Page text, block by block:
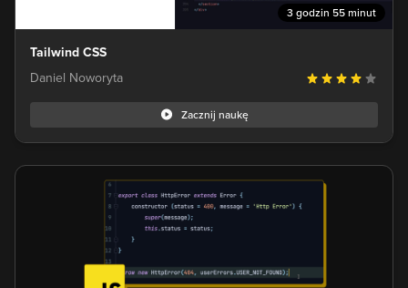
3 godzin 55 minut
Tailwind CSS
Daniel Noworyta
Zacznij naukę